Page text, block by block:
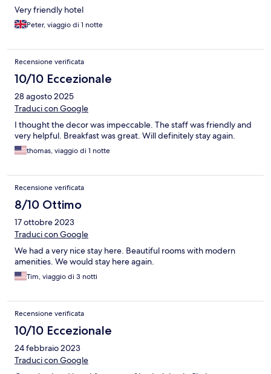
Very friendly hotel
Peter, viaggio di 1 notte
Recensione verificata
10/10 Eccezionale
28 agosto 2025
Traduci con Google
I thought the decor was impeccable. The staff was friendly and
very helpful. Breakfast was great. Will definitely stay again.
thomas, viaggio di 1 notte
Recensione verificata
8/10 Ottimo
17 ottobre 2023
Traduci con Google
We had a very nice stay here. Beautiful rooms with modern
amenities. We would stay here again.
Tim, viaggio di 3 notti
Recensione verificata
10/10 Eccezionale
24 febbraio 2023
Traduci con Google